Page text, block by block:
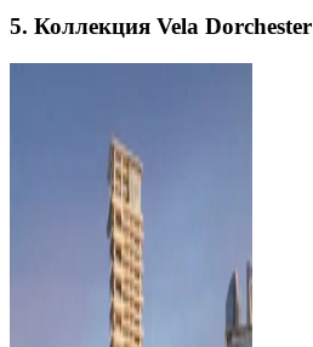
5. Коллекция Vela Dorchester